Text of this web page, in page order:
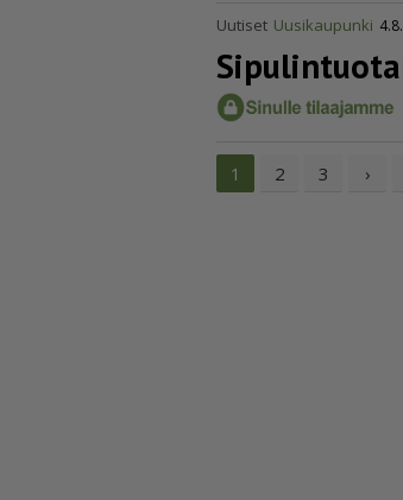
Uutiset Uusikaupunki
1 2 3 ›